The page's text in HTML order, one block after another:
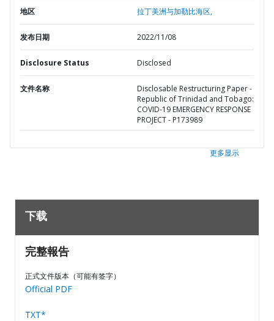
地区 拉丁美洲与加勒比海区,
发布日期 2022/11/08
Disclosure Status Disclosed
文件名称
Disclosable Restructuring Paper -
Republic of Trinidad and Tobago:
COVID-19 EMERGENCY RESPONSE
PROJECT - P173989
更多显示
下载
完整報告
正式文件版本（可能有签字）
Official PDF
TXT*